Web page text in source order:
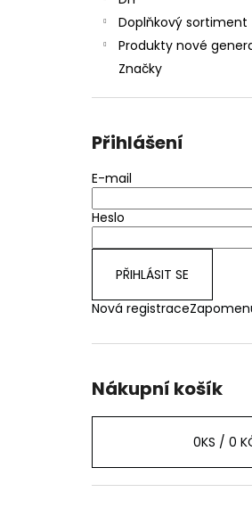
Doplňkový sortiment
Produkty nové
Značky
Přihlášení
E-mail
Heslo
PŘIHLÁSIT SE
Nová registrace
Nákupní košík
0KS / 0
JOYETECH BF SS316
48 Kč